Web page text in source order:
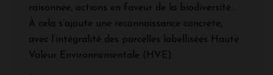
raisonnée, actions en faveur de la biodiversité…
À cela s’ajoute une reconnaissance concrète,
avec l’intégralité des parcelles labellisées Haute
Valeur Environnementale (HVE).